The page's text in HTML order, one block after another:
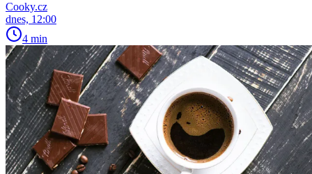
Cooky.cz
dnes, 12:00
4 min